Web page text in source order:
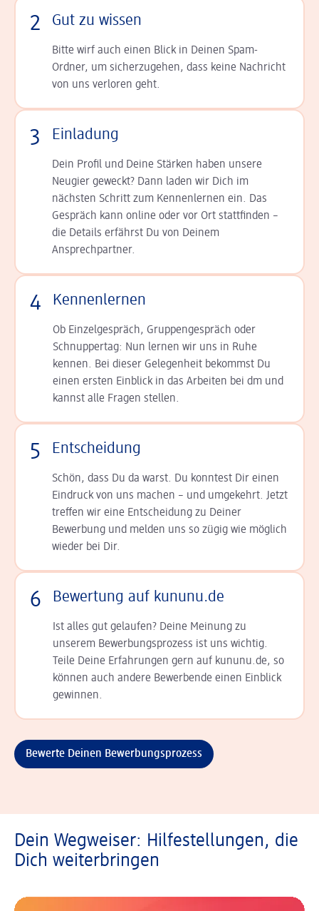
2 Gut zu wissen
Bitte wirf auch einen Blick in Deinen Spam-
Ordner, um sicherzugehen, dass keine Nachricht
von uns verloren geht.
3 Einladung
Dein Profil und Deine Stär­ken haben unsere
Neugier geweckt? Dann laden wir Dich im
nächsten Schritt zum Kennen­lernen ein. Das
Gespräch kann online oder vor Ort statt­finden –
die Details er­fährst Du von Deinem
Ansprechpartner.
4 Kennenlernen
Ob Einzelgespräch, Grup­pen­gespräch oder
Schnup­per­tag: Nun lernen wir uns in Ruhe
kennen. Bei dieser Gelegenheit bekommst Du
einen ersten Einblick in das Arbeiten bei dm und
kannst alle Fragen stellen.
5 Entscheidung
Schön, dass Du da warst. Du konntest Dir einen
Ein­druck von uns machen – und umgekehrt. Jetzt
tref­fen wir eine Entscheidung zu Deiner
Bewerbung und melden uns so zügig wie möglich
wieder bei Dir.
6 Bewertung auf kununu.de
Ist alles gut gelaufen? Deine Meinung zu
unserem Bewerbungsprozess ist uns wichtig.
Teile Deine Erfahrungen gern auf kununu.de, so
können auch andere Bewerbende einen Einblick
gewinnen.
Bewerte Deinen Bewerbungsprozess
Dein Wegweiser: Hilfestellungen, die
Dich weiterbringen